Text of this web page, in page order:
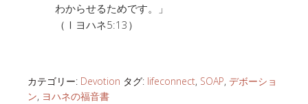
わからせるためです。」
（Ⅰヨハネ5:13）
カテゴリー: Devotion タグ: lifeconnect, SOAP, デボーショ
ン, ヨハネの福音書